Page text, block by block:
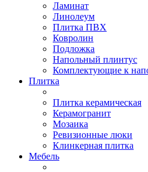
Ламинат
Линолеум
Плитка ПВХ
Ковролин
Подложка
Напольный плинтус
Комплектующие к
Плитка
Плитка керамическая
Керамогранит
Мозаика
Ревизионные люки
Клинкерная плитка
Мебель